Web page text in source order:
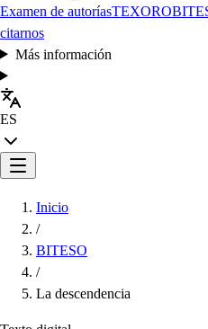
Examen de autoríasTEXORO
citarnos
Más información
ES
Inicio
/
BITESO
/
La descendencia